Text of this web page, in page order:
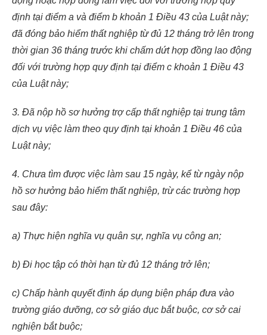
định tại điểm a và điểm b khoản 1 Điều 43 của Luật này;
đã đóng bảo hiểm thất nghiệp từ đủ 12 tháng trở lên trong
thời gian 36 tháng trước khi chấm dứt hợp đồng lao động
đối với trường hợp quy định tại điểm c khoản 1 Điều 43
của Luật này;
3. Đã nộp hồ sơ hưởng trợ cấp thất nghiệp tại trung tâm
dịch vụ việc làm theo quy định tại khoản 1 Điều 46 của
Luật này;
4. Chưa tìm được việc làm sau 15 ngày, kể từ ngày nộp
hồ sơ hưởng bảo hiểm thất nghiệp, trừ các trường hợp
sau đây:
a) Thực hiện nghĩa vụ quân sự, nghĩa vụ công an;
b) Đi học tập có thời hạn từ đủ 12 tháng trở lên;
c) Chấp hành quyết định áp dụng biện pháp đưa vào
trường giáo dưỡng, cơ sở giáo dục bắt buộc, cơ sở cai
nghiện bắt buộc;